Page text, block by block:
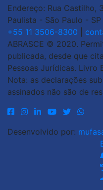
Endereço: Rua Castilho,
Paulista - São Paulo -
+55 11 3506-8300
ABRASCE © 2020.
publicada, desde que
Pessoas Jurídicas. Livro
Nota: as declarações
assinados não são de
Desenvolvido por: